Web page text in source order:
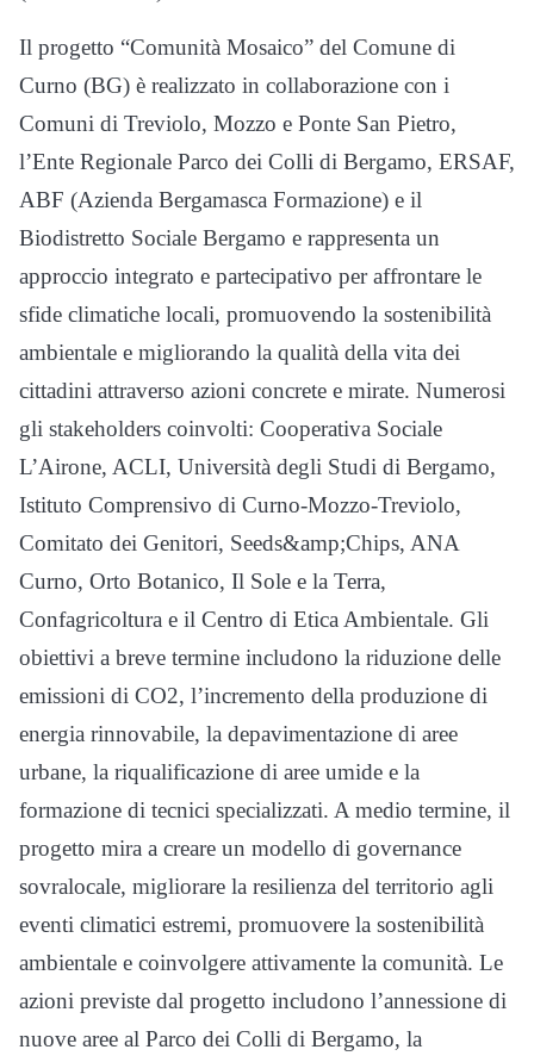
Il progetto “Comunità Mosaico” del Comune di
Curno (BG) è realizzato in collaborazione con i
Comuni di Treviolo, Mozzo e Ponte San Pietro,
l’Ente Regionale Parco dei Colli di Bergamo, ERSAF,
ABF (Azienda Bergamasca Formazione) e il
Biodistretto Sociale Bergamo e rappresenta un
approccio integrato e partecipativo per affrontare le
sfide climatiche locali, promuovendo la sostenibilità
ambientale e migliorando la qualità della vita dei
cittadini attraverso azioni concrete e mirate. Numerosi
gli stakeholders coinvolti: Cooperativa Sociale
L’Airone, ACLI, Università degli Studi di Bergamo,
Istituto Comprensivo di Curno-Mozzo-Treviolo,
Comitato dei Genitori, Seeds&amp;Chips, ANA
Curno, Orto Botanico, Il Sole e la Terra,
Confagricoltura e il Centro di Etica Ambientale. Gli
obiettivi a breve termine includono la riduzione delle
emissioni di CO2, l’incremento della produzione di
energia rinnovabile, la depavimentazione di aree
urbane, la riqualificazione di aree umide e la
formazione di tecnici specializzati. A medio termine, il
progetto mira a creare un modello di governance
sovralocale, migliorare la resilienza del territorio agli
eventi climatici estremi, promuovere la sostenibilità
ambientale e coinvolgere attivamente la comunità. Le
azioni previste dal progetto includono l’annessione di
nuove aree al Parco dei Colli di Bergamo, la